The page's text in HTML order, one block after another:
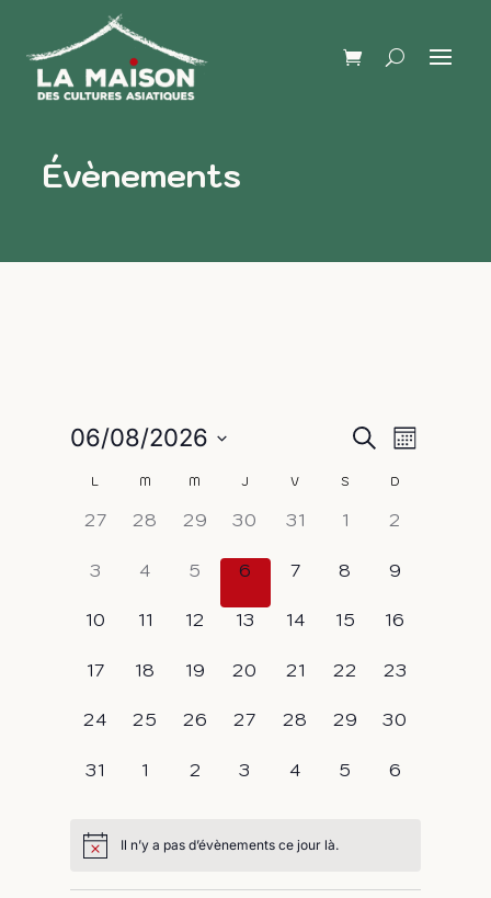
Évènements
et
de
Recherche
Mois
06/08/2026
date.
Calendrier
de
Évènements
L M M J V S D
0
27
0
28
0
29
0
30
0
31
01
0
2
0
3
0
4
0
5
0
6
0
7
0
8
0
9
0
10
0
11
0
12
0
13
0
14
0
15
0
16
0
17
0
18
0
19
0
20
0
21
0
22
0
23
0
24
0
25
0
26
0
27
0
28
0
29
0
30
0
31
01
0
2
0
3
0
4
0
5
0
6
Il n’y a pas d’évènements ce jour là.